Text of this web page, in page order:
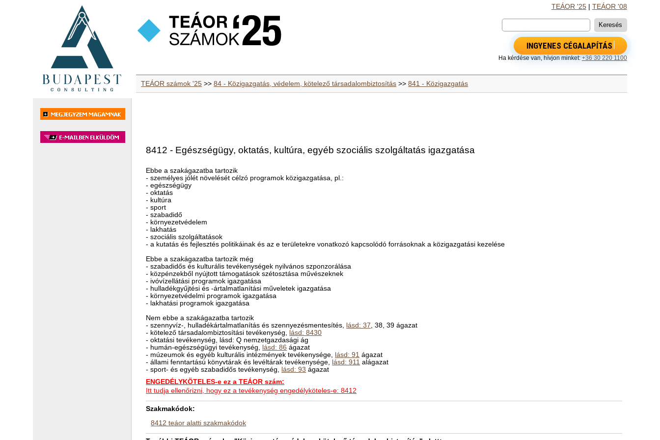
TEÁOR '25| TEÁOR '08
INGYENES CÉGALAPÍTÁS
Ha kérdése van, hívjon minket: +36 30 220 1100
TEÁOR számok '25 >>84 - Közigazgatás, védelem, kötelező társadalombiztosítás >>841 - Közigazgatás
8412 - Egészségügy, oktatás, kultúra, egyéb szociális szolgáltatás igazgatása
Ebbe a szakágazatba tartozik
- személyes jólét növelését célzó programok közigazgatása, pl.:
- egészségügy
- oktatás
- kultúra
- sport
- szabadidő
- környezetvédelem
- lakhatás
- szociális szolgáltatások
- a kutatás és fejlesztés politikáinak és az e területekre vonatkozó kapcsolódó forrásoknak a közigazgatási kezelése
Ebbe a szakágazatba tartozik még
- szabadidős és kulturális tevékenységek nyilvános szponzorálása
- közpénzekből nyújtott támogatások szétosztása művészeknek
- ivóvízellátási programok igazgatása
- hulladékgyűjtési és -ártalmatlanítási műveletek igazgatása
- környezetvédelmi programok igazgatása
- lakhatási programok igazgatása
Nem ebbe a szakágazatba tartozik
- szennyvíz-, hulladékártalmatlanítás és szennyezésmentesítés, lásd: 37 , 38, 39 ágazat
- kötelező társadalombiztosítási tevékenység, lásd: 8430
- oktatási tevékenység, lásd: Q nemzetgazdasági ág
- humán-egészségügyi tevékenység, lásd: 86 ágazat
- múzeumok és egyéb kulturális intézmények tevékenysége, lásd: 91 ágazat
- állami fenntartású könyvtárak és levéltárak tevékenysége, lásd: 911 alágazat
- sport- és egyéb szabadidős tevékenység, lásd: 93 ágazat
ENGEDÉLYKÖTELES-e ez a TEÁOR szám:
Itt tudja ellenőrizni, hogy ez a tevékenység engedélyköteles-e: 8412
Szakmakódok:
8412 teáor alatti szakmakódok